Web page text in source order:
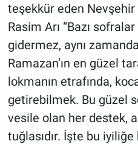
teşekkür eden Nevşehir
Rasim Arı “Bazı sofralar
gidermez, aynı
Ramazan’ın en güzel
lokmanın etrafında,
getirebilmek. Bu güzel
vesile olan her destek,
tuğlasıdır. İşte bu
Magazin
Çevre
Haberde İnsan